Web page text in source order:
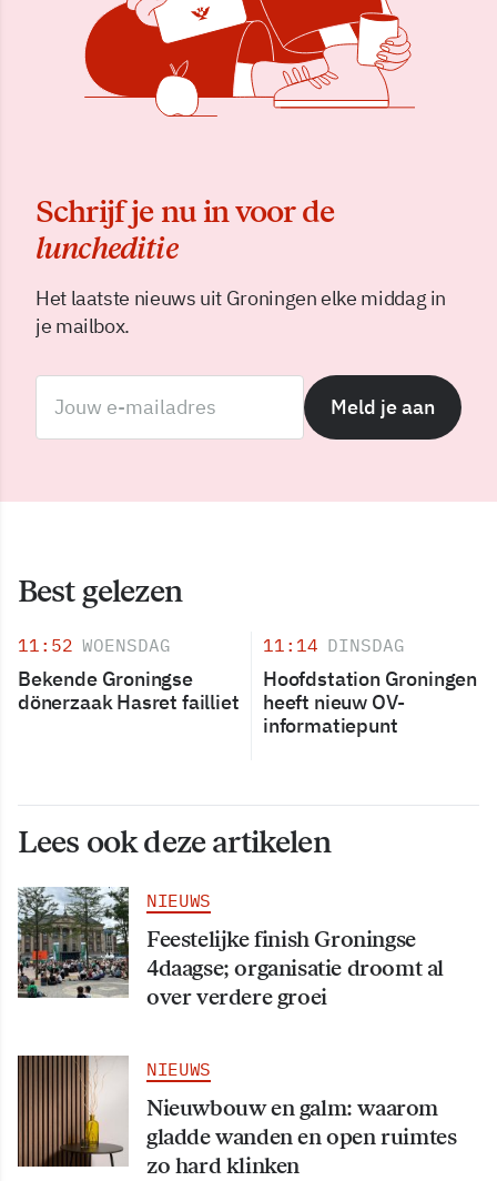
Schrijf je nu in voor de
luncheditie
Het laatste nieuws uit Groningen elke middag in
je mailbox.
Meld je aan
Best gelezen
11:52 WOENSDAG
Bekende Groningse
dönerzaak Hasret failliet
11:14 DINSDAG
Hoofdstation Groningen
heeft nieuw OV-
informatiepunt
Lees ook deze artikelen
NIEUWS
Feestelijke finish Groningse
4daagse; organisatie droomt al
over verdere groei
NIEUWS
Nieuwbouw en galm: waarom
gladde wanden en open ruimtes
zo hard klinken